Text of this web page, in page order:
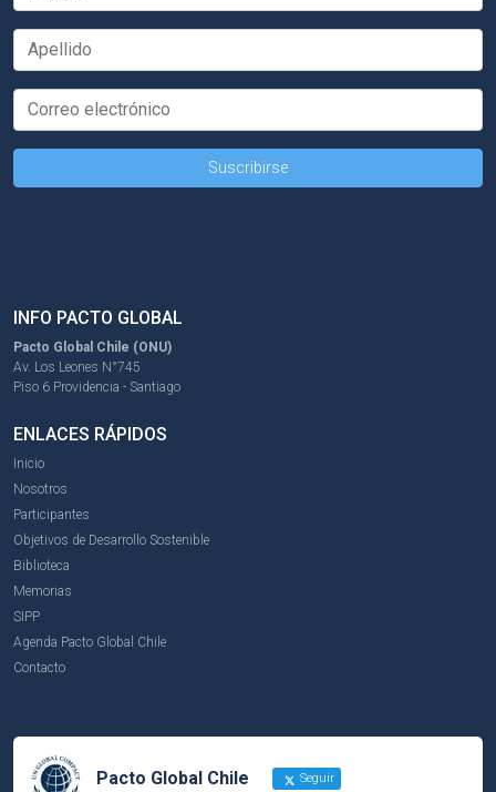
INFO PACTO GLOBAL
Pacto Global Chile (ONU)
Av. Los Leones N°745
Piso 6 Providencia - Santiago
ENLACES RÁPIDOS
Inicio
Nosotros
Participantes
Objetivos de Desarrollo Sostenible
Biblioteca
Memorias
SIPP
Agenda Pacto Global Chile
Contacto
Pacto Global Chile Seguir